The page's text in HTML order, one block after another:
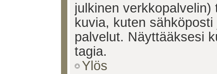
julkinen
kuvia, kuten
palvelut. Näyttääksesi
tagia.
Ylös